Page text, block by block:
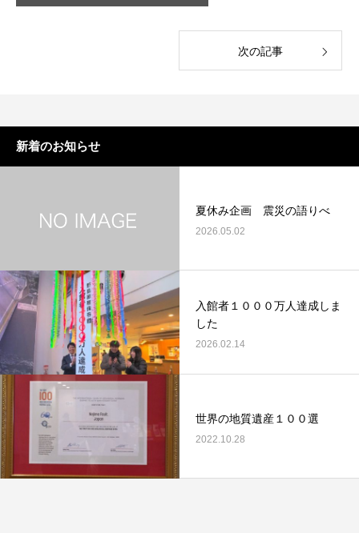
次の記事
新着のお知らせ
夏休み企画 震災の語りべ
2026.05.02
入館者１０００万人達成しま
した
2026.02.14
世界の地質遺産１００選
2022.10.28